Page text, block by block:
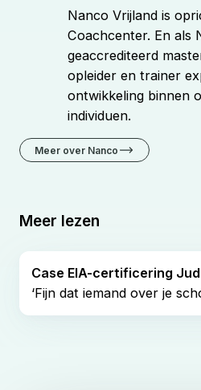
Nanco Vrijland is
Coachcenter. En als
geaccrediteerd
opleider en trainer
ontwikkeling binnen
individuen.
Meer over Nanco
Meer lezen
Case EIA-certificering
‘Fijn dat iemand over je
meekijkt.’